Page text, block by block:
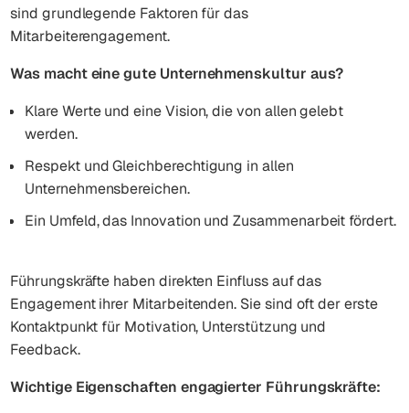
sind grundlegende Faktoren für das
Mitarbeiterengagement.
Was macht eine gute Unternehmenskultur aus?
Klare Werte und eine Vision, die von allen gelebt
werden.
Respekt und Gleichberechtigung in allen
Unternehmensbereichen.
Ein Umfeld, das Innovation und Zusammenarbeit fördert.
Führungskräfte haben direkten Einfluss auf das
Engagement ihrer Mitarbeitenden. Sie sind oft der erste
Kontaktpunkt für Motivation, Unterstützung und
Feedback.
Wichtige Eigenschaften engagierter Führungskräfte: